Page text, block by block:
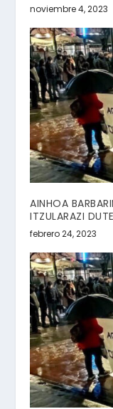
noviembre 4, 2023
AINHOA
ITZULARAZI
febrero 24, 2023